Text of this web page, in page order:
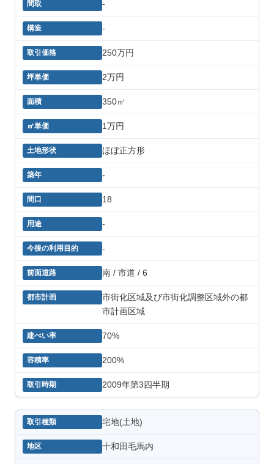
-
-
250万円
2万円
350㎡
1万円
ほぼ正方形
-
18
-
-
南 / 市道 / 6
市街化区域及び市街化調整区域外の都
市計画区域
70%
200%
2009年第3四半期
宅地(土地)
十和田毛馬内